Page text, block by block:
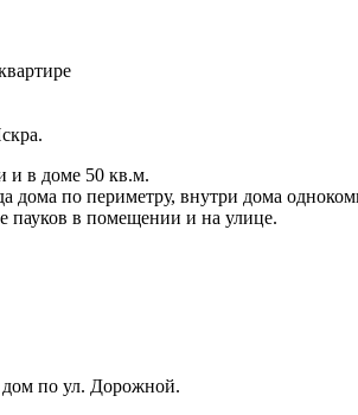
и в доме 50 кв.м.
дома по периметру, внутри дома
пауков в помещении и на улице.
по ул. Дорожной.